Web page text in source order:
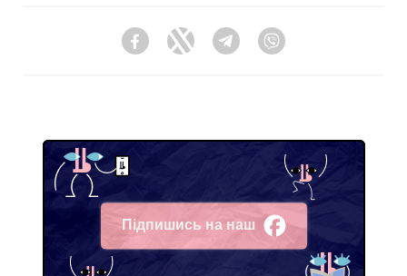
FacebookTwitter Telegram
Підпишись на наш
Facebook